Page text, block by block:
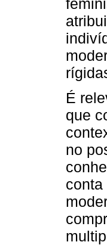
É
que
no
conta